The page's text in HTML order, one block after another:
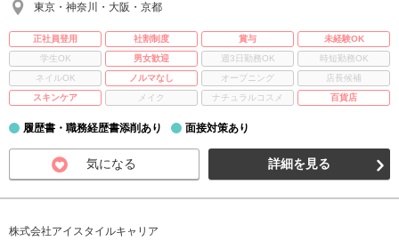
東京・神奈川・大阪・京都
正社員登用 社割制度 賞与
未経験OK
学生OK
男女歓迎 週3日勤務OK
時短勤務OK
ネイルOK
ノルマなし オープニング
店長候補
スキンケア
メイク ナチュラルコスメ 百貨店
履歴書・職務経歴書添削あり 面接対策あり
気になる 詳細を見る
株式会社アイスタイルキャリア